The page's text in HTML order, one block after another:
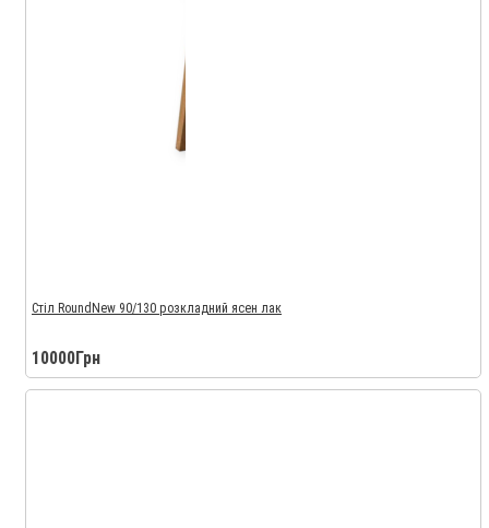
Стіл RoundNew 90/130 розкладний ясен лак
10000Грн